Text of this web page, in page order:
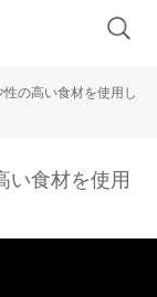
の高い食材を使用し
い食材を使用